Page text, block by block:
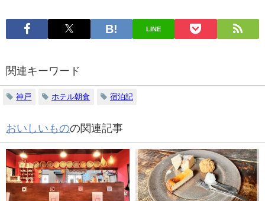
LINE
関連キーワード
神戸 ホテル朝食 宿泊記
おいしいものの関連記事